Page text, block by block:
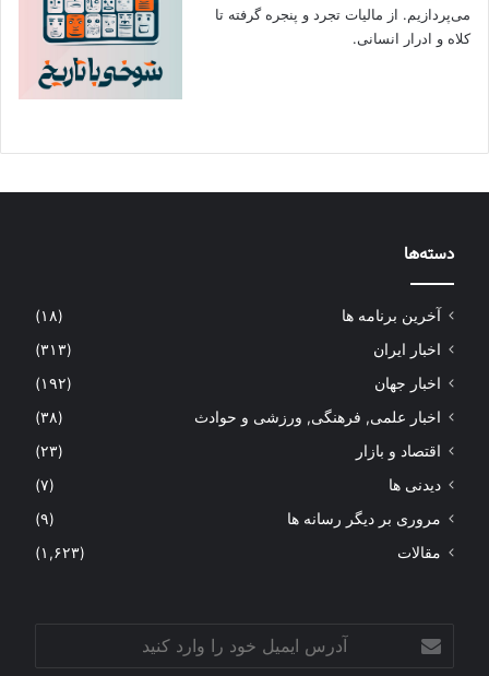
می‌پردازیم. از مالیات تجرد و پنجره گرفته تا
کلاه و ادرار انسانی.
دسته‌ها
آخرین برنامه ها
(۱۸)
اخبار ایران
(۳۱۳)
اخبار جهان
(۱۹۲)
اخبار علمی, فرهنگی, ورزشی و حوادث
(۳۸)
اقتصاد و بازار
(۲۳)
دیدنی ها
(۷)
مروری بر دیگر رسانه ها
(۹)
مقالات
(۱,۶۲۳)
ایمیل